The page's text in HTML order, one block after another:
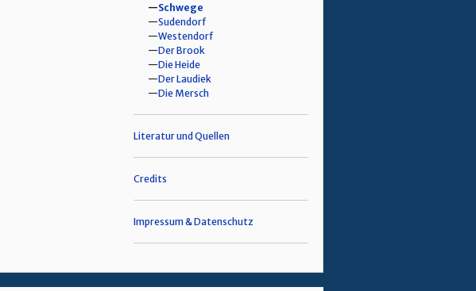
Schwege
Sudendorf
Westendorf
Der Brook
Die Heide
Der Laudiek
Die Mersch
Literatur und Quellen
Credits
Impressum & Datenschutz